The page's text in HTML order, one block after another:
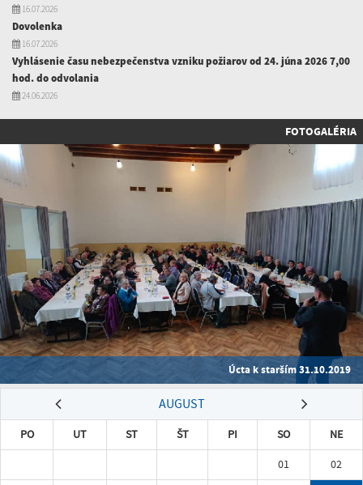
16.07.2026
Dovolenka
16.07.2026
Vyhlásenie času nebezpečenstva vzniku požiarov od 24. júna 2026 7,00
hod. do odvolania
24.06.2026
FOTOGALÉRIA
Úcta k starším 31.10.2019
AUGUST
PO UT ST ŠT PI SO
NE
01
02